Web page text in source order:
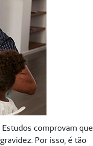
comprovam
Por isso, é tão